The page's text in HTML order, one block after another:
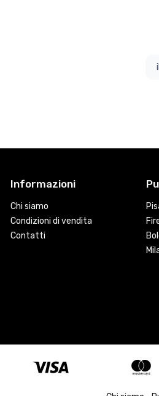
Informazioni
Chi siamo
Condizioni di vendita
Contatti